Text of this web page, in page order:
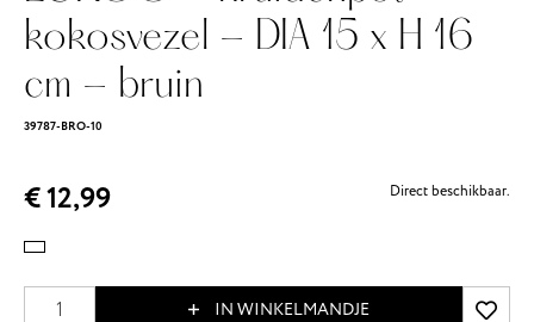
kokosvezel - DIA 15 x H 16
cm - bruin
39787-BRO-10
€ 12,99 Direct beschikbaar.
IN WINKELMANDJE